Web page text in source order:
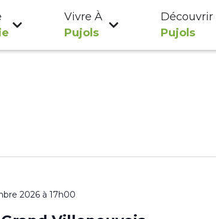
Vivre À
Pujols
Découvrir
Pujols
2026 à 17h00